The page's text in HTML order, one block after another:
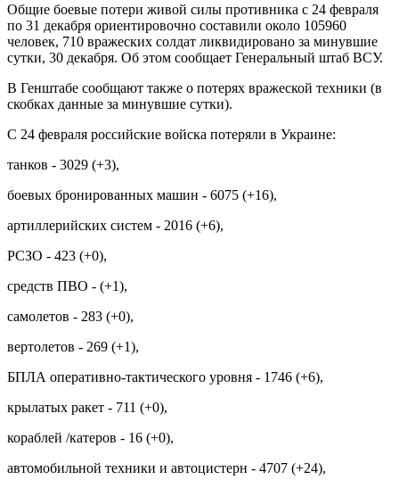
Общие боевые потери живой силы противника с 24 февраля
по 31 декабря ориентировочно составили около 105960
человек, 710 вражеских солдат ликвидировано за минувшие
сутки, 30 декабря. Об этом сообщает Генеральный штаб ВСУ.
В Генштабе сообщают также о потерях вражеской техники (в
скобках данные за минувшие сутки).
С 24 февраля российские войска потеряли в Украине:
танков - 3029 (+3),
боевых бронированных машин - 6075 (+16),
артиллерийских систем - 2016 (+6),
РСЗО - 423 (+0),
средств ПВО - (+1),
самолетов - 283 (+0),
вертолетов - 269 (+1),
БПЛА оперативно-тактического уровня - 1746 (+6),
крылатых ракет - 711 (+0),
кораблей /катеров - 16 (+0),
автомобильной техники и автоцистерн - 4707 (+24),